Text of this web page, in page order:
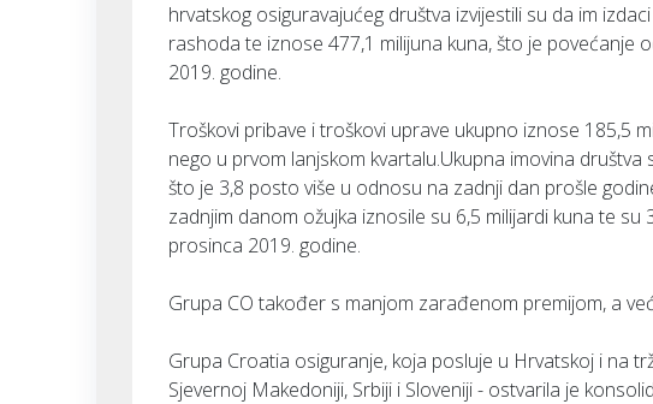
hrvatskog osiguravajućeg društva izvijestili su da im
rashoda te iznose 477,1 milijuna kuna, što je povećanje
2019. godine.
Troškovi pribave i troškovi uprave ukupno iznose 185,5
nego u prvom lanjskom kvartalu.Ukupna imovina društva
što je 3,8 posto više u odnosu na zadnji dan prošle
zadnjim danom ožujka iznosile su 6,5 milijardi kuna te
prosinca 2019. godine.
Grupa CO također s manjom zarađenom premijom, a
Grupa Croatia osiguranje, koja posluje u Hrvatskoj i na
Sjevernoj Makedoniji, Srbiji i Sloveniji - ostvarila je